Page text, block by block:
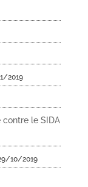
2019
le SIDA
10/2019